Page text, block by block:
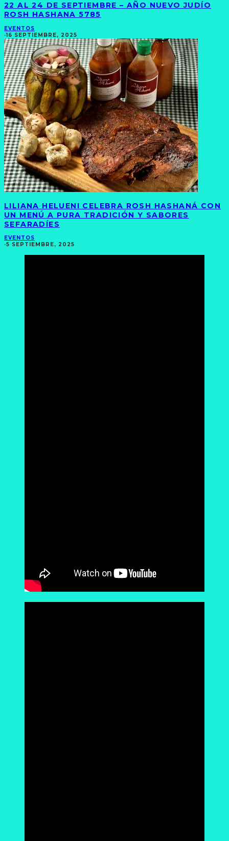
22 AL 24 DE SEPTIEMBRE – AÑO NUEVO JUDÍO
ROSH HASHANA 5785
EVENTOS
·16 SEPTIEMBRE, 2025
LILIANA HELUENI CELEBRA ROSH HASHANÁ CON
UN MENÚ A PURA TRADICIÓN Y SABORES
SEFARADÍES
EVENTOS
·5 SEPTIEMBRE, 2025